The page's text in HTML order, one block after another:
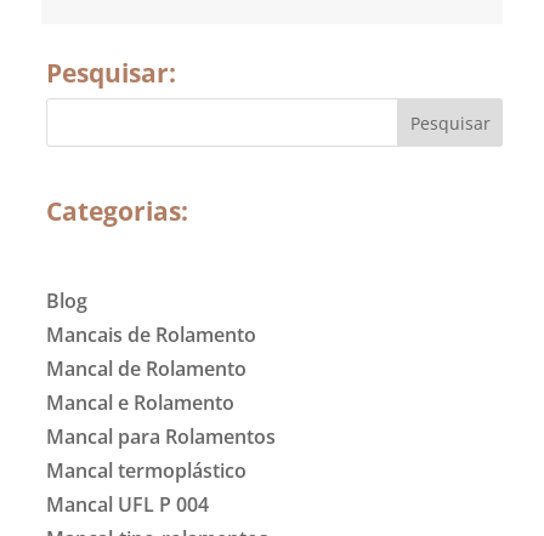
Pesquisar:
Categorias:
Blog
Mancais de Rolamento
Mancal de Rolamento
Mancal e Rolamento
Mancal para Rolamentos
Mancal termoplástico
Mancal UFL P 004